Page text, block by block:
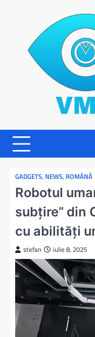
GADGETS, NEWS, ROMÂNĂ
Robotul
subțire” din
cu abilități
stefan iulie 8, 2025